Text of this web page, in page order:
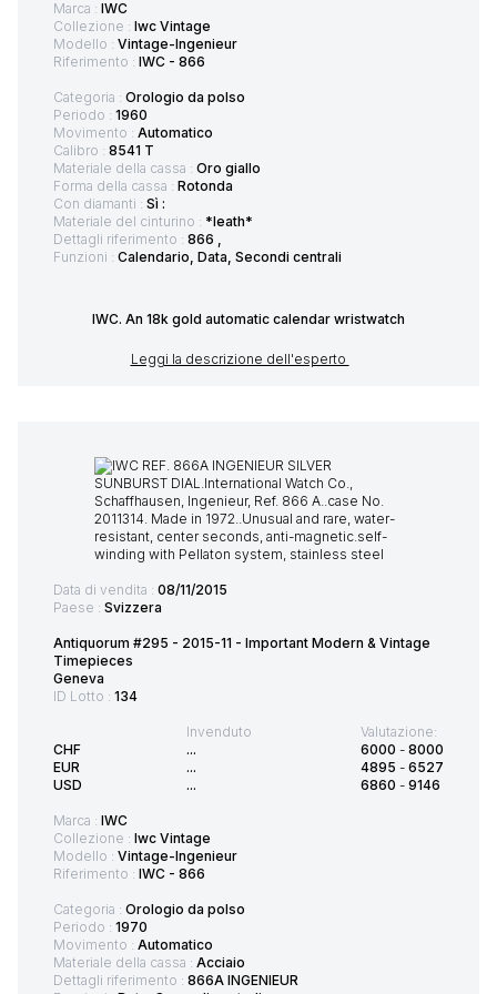
Marca : IWC
Collezione : Iwc Vintage
Modello : Vintage-Ingenieur
Riferimento : IWC - 866
Categoria : Orologio da polso
Periodo : 1960
Movimento : Automatico
Calibro : 8541 T
Materiale della cassa : Oro giallo
Forma della cassa : Rotonda
Con diamanti : Sì :
Materiale del cinturino : *leath*
Dettagli riferimento : 866 ,
Funzioni : Calendario, Data, Secondi centrali
IWC. An 18k gold automatic calendar wristwatch
Leggi la descrizione dell'esperto
Data di vendita : 08/11/2015
Paese : Svizzera
Antiquorum #295 - 2015-11 - Important Modern & Vintage
Timepieces
Geneva
ID Lotto : 134
CHF
EUR
USD
Invenduto
...
...
...
Valutazione:
6000 - 8000
4895 - 6527
6860 - 9146
Marca : IWC
Collezione : Iwc Vintage
Modello : Vintage-Ingenieur
Riferimento : IWC - 866
Categoria : Orologio da polso
Periodo : 1970
Movimento : Automatico
Materiale della cassa : Acciaio
Dettagli riferimento : 866A INGENIEUR